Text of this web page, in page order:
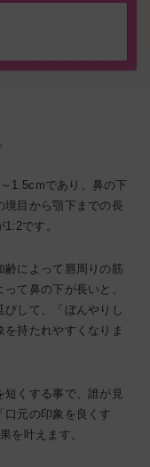
1.5cmであり、鼻の下
境目から顎下までの長
です。
齢によって唇周りの筋
て鼻の下が長いと、
して、「ぼんやりし
持たれやすくなりま
短くする事で、誰が見
口元の印象を良くす
を叶えます。